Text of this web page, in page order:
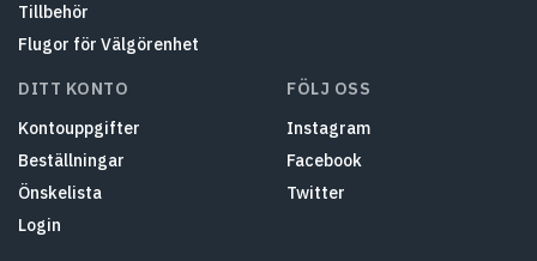
Tillbehör
Flugor för Välgörenhet
DITT KONTO
Kontouppgifter
Beställningar
Önskelista
Login
FÖLJ OSS
Instagram
Facebook
Twitter